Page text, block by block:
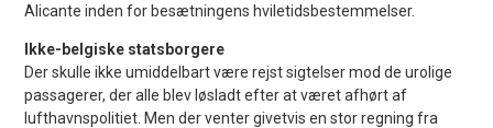
Alicante inden for besætningens hviletidsbestemmelser.
Ikke-belgiske statsborgere
Der skulle ikke umiddelbart være rejst sigtelser mod de urolige
passagerer, der alle blev løsladt efter at været afhørt af
lufthavnspolitiet. Men der venter givetvis en stor regning fra